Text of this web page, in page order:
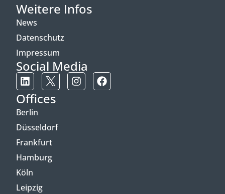
Weitere Infos
News
Datenschutz
Impressum
Social Media
Offices
Berlin
Düsseldorf
Frankfurt
Hamburg
Köln
Leipzig